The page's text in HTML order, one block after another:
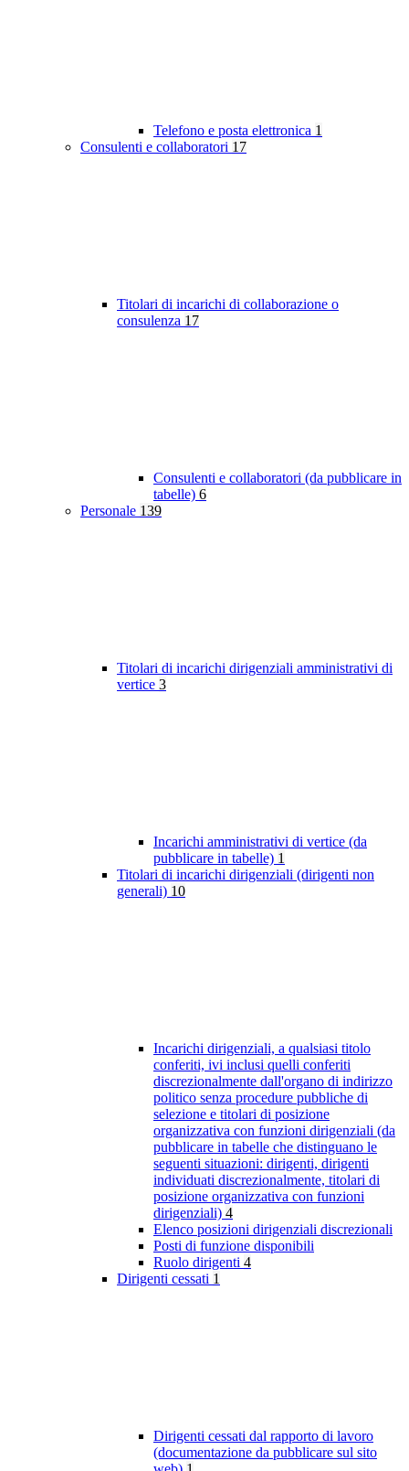
Telefono e posta elettronica 1
Consulenti e collaboratori 17
Titolari di incarichi di collaborazione o
consulenza 17
Consulenti e collaboratori (da pubblicare in
tabelle) 6
Personale 139
Titolari di incarichi dirigenziali amministrativi di
vertice 3
Incarichi amministrativi di vertice (da
pubblicare in tabelle) 1
Titolari di incarichi dirigenziali (dirigenti non
generali) 10
Incarichi dirigenziali, a qualsiasi titolo
conferiti, ivi inclusi quelli conferiti
discrezionalmente dall'organo di indirizzo
politico senza procedure pubbliche di
selezione e titolari di posizione
organizzativa con funzioni dirigenziali (da
pubblicare in tabelle che distinguano le
seguenti situazioni: dirigenti, dirigenti
individuati discrezionalmente, titolari di
posizione organizzativa con funzioni
dirigenziali) 4
Elenco posizioni dirigenziali discrezionali
Posti di funzione disponibili
Ruolo dirigenti 4
Dirigenti cessati 1
Dirigenti cessati dal rapporto di lavoro
(documentazione da pubblicare sul sito